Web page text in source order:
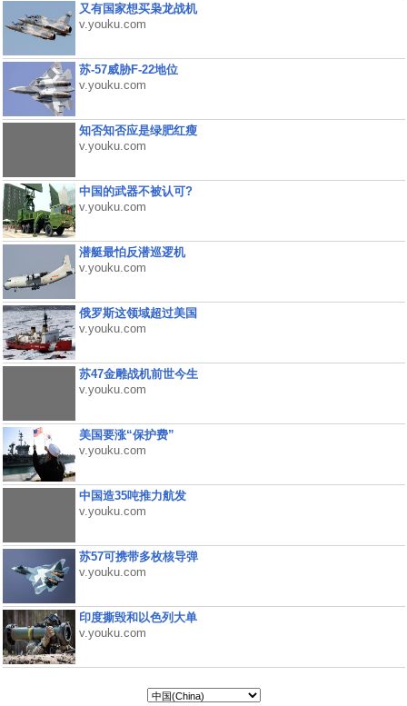
又有国家想买枭龙战机
v.youku.com
苏-57威胁F-22地位
v.youku.com
知否知否应是绿肥红瘦
v.youku.com
中国的武器不被认可?
v.youku.com
潜艇最怕反潜巡逻机
v.youku.com
俄罗斯这领域超过美国
v.youku.com
苏47金雕战机前世今生
v.youku.com
美国要涨“保护费”
v.youku.com
中国造35吨推力航发
v.youku.com
苏57可携带多枚核导弹
v.youku.com
印度撕毁和以色列大单
v.youku.com